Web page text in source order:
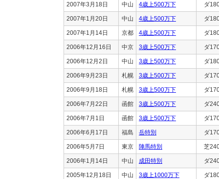
2007年3月18日 中山 4歳上500万下 ダ
2007年1月20日 中山 4歳上500万下 ダ
2007年1月14日 京都 4歳上500万下 ダ
2006年12月16日 中京 3歳上500万下 ダ
2006年12月2日 中山 3歳上500万下 ダ
2006年9月23日 札幌 3歳上500万下 ダ
2006年9月18日 札幌 3歳上500万下 ダ
2006年7月22日 函館 3歳上500万下 ダ
2006年7月1日 函館 3歳上500万下 ダ
2006年6月17日 福島 岳特別 ダ
2006年5月7日 東京 陣馬特別 芝
2006年1月14日 中山 成田特別 ダ
2005年12月18日 中山 3歳上1000万下 ダ